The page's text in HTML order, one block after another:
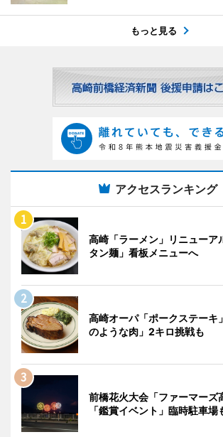
もっと見る
アクセスランキング
高崎「ラーメン」リニュー
タン麺」看板メニューへ
高崎オーパ「ポークステー
のような肉」2キロ挑戦も
前橋花火大会「ファーマーズ
「鑑賞イベント」臨時駐車場